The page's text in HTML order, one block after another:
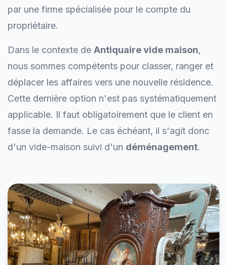
par une firme spécialisée pour le compte du
propriétaire.
Dans le contexte de Antiquaire vide maison,
nous sommes compétents pour classer, ranger et
déplacer les affaires vers une nouvelle résidence.
Cette dernière option n'est pas systématiquement
applicable. Il faut obligatoirement que le client en
fasse la demande. Le cas échéant, il s'agit donc
d'un vide-maison suivi d'un déménagement.